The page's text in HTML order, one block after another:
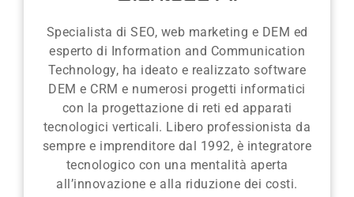
Specialista di SEO, web marketing e DEM ed
esperto di Information and Communication
Technology, ha ideato e realizzato software
DEM e CRM e numerosi progetti informatici
con la progettazione di reti ed apparati
tecnologici verticali. Libero professionista da
sempre e imprenditore dal 1992, è integratore
tecnologico con una mentalità aperta
all’innovazione e alla riduzione dei costi.